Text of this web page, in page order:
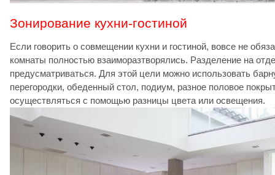
Зонирование кухни-гостиной
Если говорить о совмещении кухни и гостиной, вовсе не
комнаты полностью взаиморазтворялись. Разделение на
предусматриваться. Для этой цели можно использовать
перегородки, обеденный стол, подиум, разное половое
осуществляться с помощью разницы цвета или освещения.